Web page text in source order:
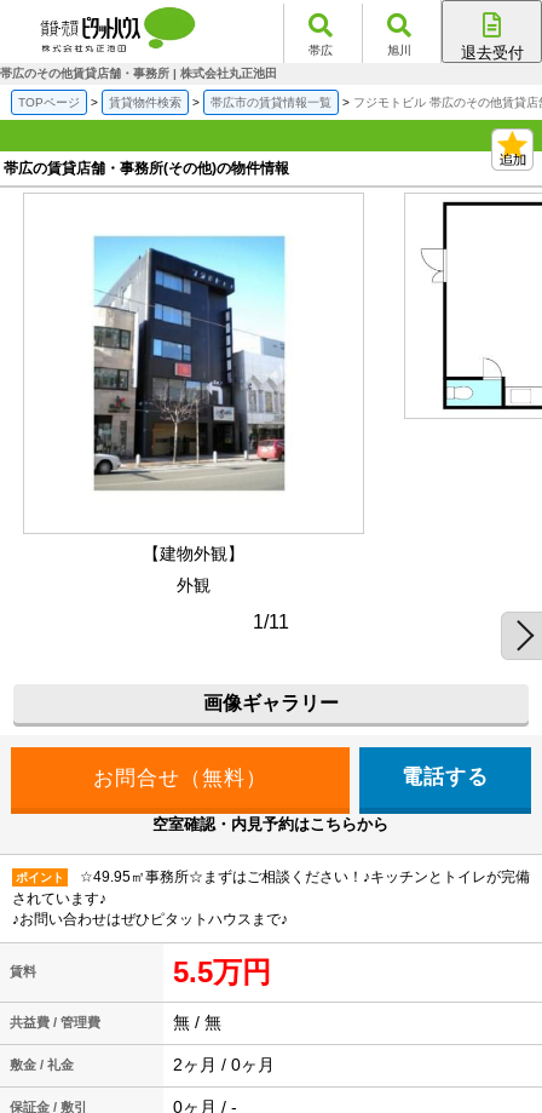
帯広 旭川 退去受付
帯広のその他賃貸店舗・事務所 | 株式会社丸正池田
TOPページ 賃貸物件検索 帯広市の賃貸情報一覧 フジモトビル 帯広のその他賃貸店
帯広の賃貸店舗・事務所(その他)の物件情報
【建物外観】
外観
1/11
画像ギャラリー
電話する
空室確認・内見予約はこちらから
ポイント
☆49.95㎡事務所☆まずはご相談ください！♪キッチンとトイレが完備
されています♪
♪お問い合わせはぜひピタットハウスまで♪
賃料 5.5万円
共益費 / 管理費 無 / 無
敷金 / 礼金 2ヶ月 / 0ヶ月
保証金 / 敷引 0ヶ月 / -